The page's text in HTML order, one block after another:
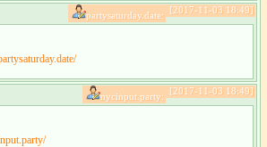
[2017-11-03 18:49]
partysaturday.date:
[2017-11-03 18:49]
nycinput.party: